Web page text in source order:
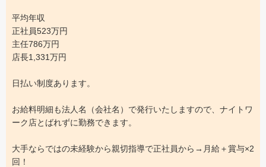
平均年収
正社員523万円
主任786万円
店長1,331万円
日払い制度あります。
お給料明細も法人名（会社名）で発行いたしますので、ナイトワ
ーク店とばれずに勤務できます。
大手ならではの未経験から親切指導で正社員から→月給＋賞与×2
回！